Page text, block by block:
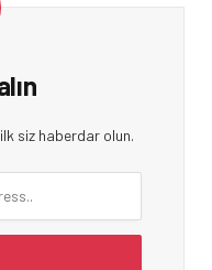
siz haberdar olun.